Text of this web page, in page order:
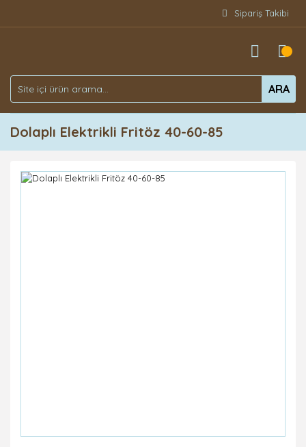
Sipariş Takibi
ARA
Dolaplı Elektrikli Fritöz 40-60-85